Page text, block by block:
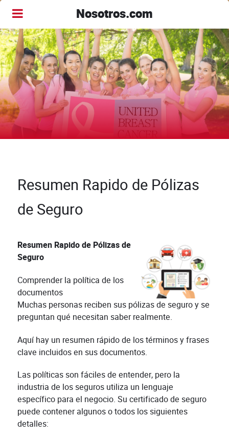
Nosotros.com
Resumen Rapido de Pólizas
de Seguro
Resumen Rapido de Pólizas de
Seguro
Comprender la política de los
documentos
Muchas personas reciben sus pólizas de seguro y se
preguntan qué necesitan saber realmente.
Aquí hay un resumen rápido de los términos y frases
clave incluidos en sus documentos.
Las políticas son fáciles de entender, pero la
industria de los seguros utiliza un lenguaje
específico para el negocio. Su certificado de seguro
puede contener algunos o todos los siguientes
detalles: